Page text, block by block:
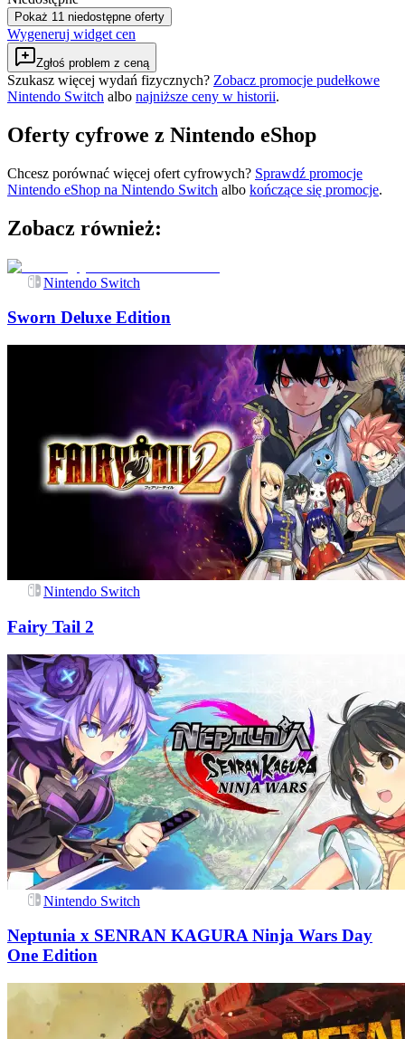
Pokaż 11 niedostępne oferty
Wygeneruj widget cen
Zgłoś problem z ceną
Szukasz więcej wydań fizycznych? Zobacz promocje pudełkowe
Nintendo Switch albo najniższe ceny w historii.
Oferty cyfrowe z Nintendo eShop
Chcesz porównać więcej ofert cyfrowych? Sprawdź promocje
Nintendo eShop na Nintendo Switch albo kończące się promocje.
Zobacz również:
Nintendo Switch
Sworn Deluxe Edition
Nintendo Switch
Fairy Tail 2
Nintendo Switch
Neptunia x SENRAN KAGURA Ninja Wars Day
One Edition